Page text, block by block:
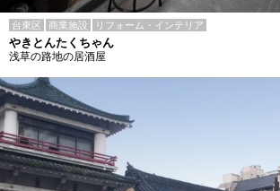
台東区 商業施設 リフォーム・インテリア
やきとんたくちゃん
浅草の路地の居酒屋